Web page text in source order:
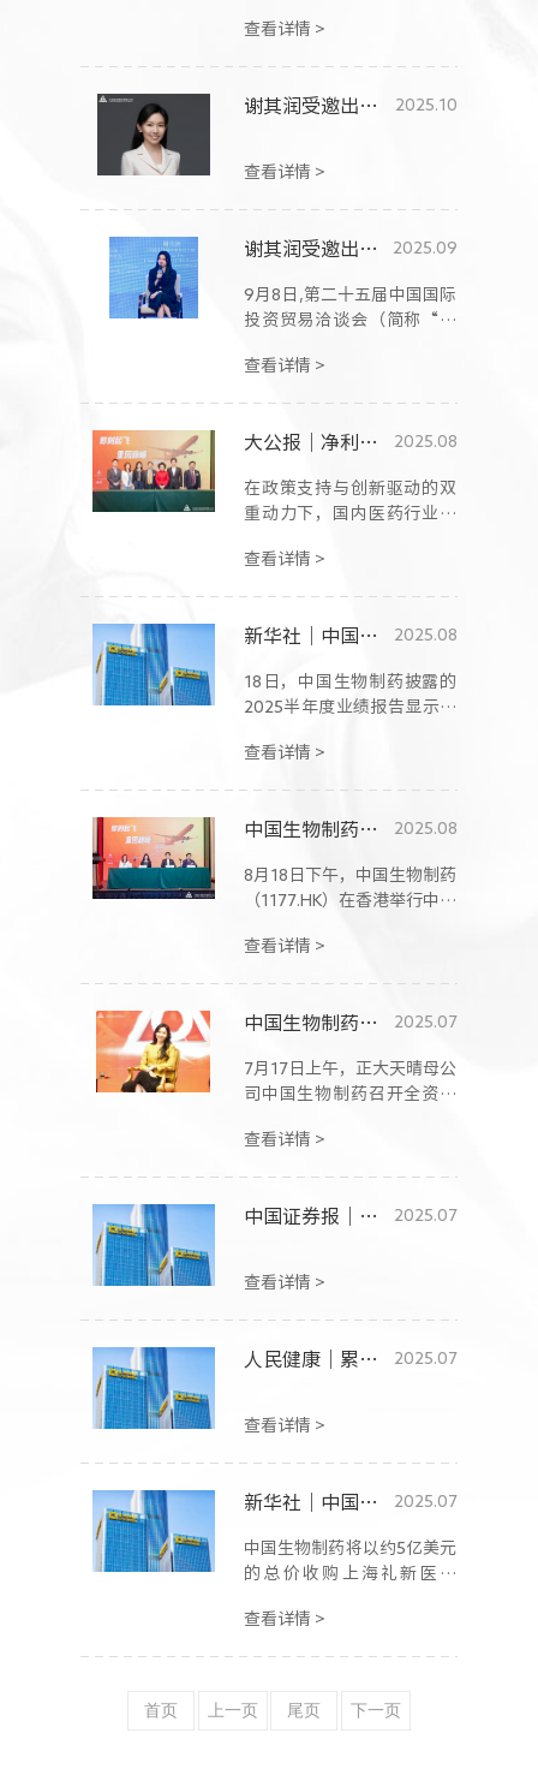
力榜单”，中国生物制药
查看详情 >
谢其润受邀出席2025国际生物医药产业创新北京论坛 中国生物制药前沿科技创新研发中心将落地国际医药创新公园 2025.10
查看详情 >
谢其润受邀出席第25届投洽会：中国医药创新势头强劲 呼吁中外合作“美美与共” 2025.09
9月8日,第二十五届中国国际
投资贸易洽谈会（简称“投
查看详情 >
大公报｜净利润翻倍增长 创新产品收入劲增27.2% 中国生物制药公布2025年中报业绩 2025.08
在政策支持与创新驱动的双
重动力下，国内医药行业正
查看详情 >
新华社｜中国生物制药2025上半年归母净利润同比增140.2% 2025.08
18日，中国生物制药披露的
2025半年度业绩报告显示，
母净利润33.9亿元，同比分
查看详情 >
中国生物制药上半年业绩报捷：净利润翻倍增长 创新驱动营收175.7亿元创新高 2025.08
8月18日下午，中国生物制药
（1177.HK）在香港举行中期
润高位增长佳绩：2025年上
母净利润33.9亿元，翻倍大
润30.9亿元，同比增长
101.1%。
查看详情 >
中国生物制药召开收购礼新医药说明会 详解四大平台潜力资产 2025.07
7月17日上午，正大天晴母公
司中国生物制药召开全资收
查看详情 >
中国证券报｜国际化战略提速 中国生物制药拟全资收购创新药企业礼新医药 2025.07
查看详情 >
人民健康｜累计对外授权近300亿！礼新医药被中生收入麾下 2025.07
查看详情 >
新华社｜中国生物制药5亿美元收购创新药企礼新 2025.07
中国生物制药将以约5亿美元
的总价收购上海礼新医药
礼新医药将成为中国生物制
查看详情 >
首页 上一页 尾页 下一页